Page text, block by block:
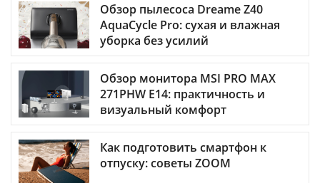
Обзор пылесоса Dreame Z40
AquaCycle Pro: сухая и влажная
уборка без усилий
Обзор монитора MSI PRO MAX
271PHW E14: практичность и
визуальный комфорт
Как подготовить смартфон к
отпуску: советы ZOOM